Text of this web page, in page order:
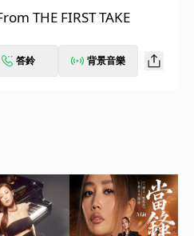
THE FIRST TAKE
答鈴 背景音樂